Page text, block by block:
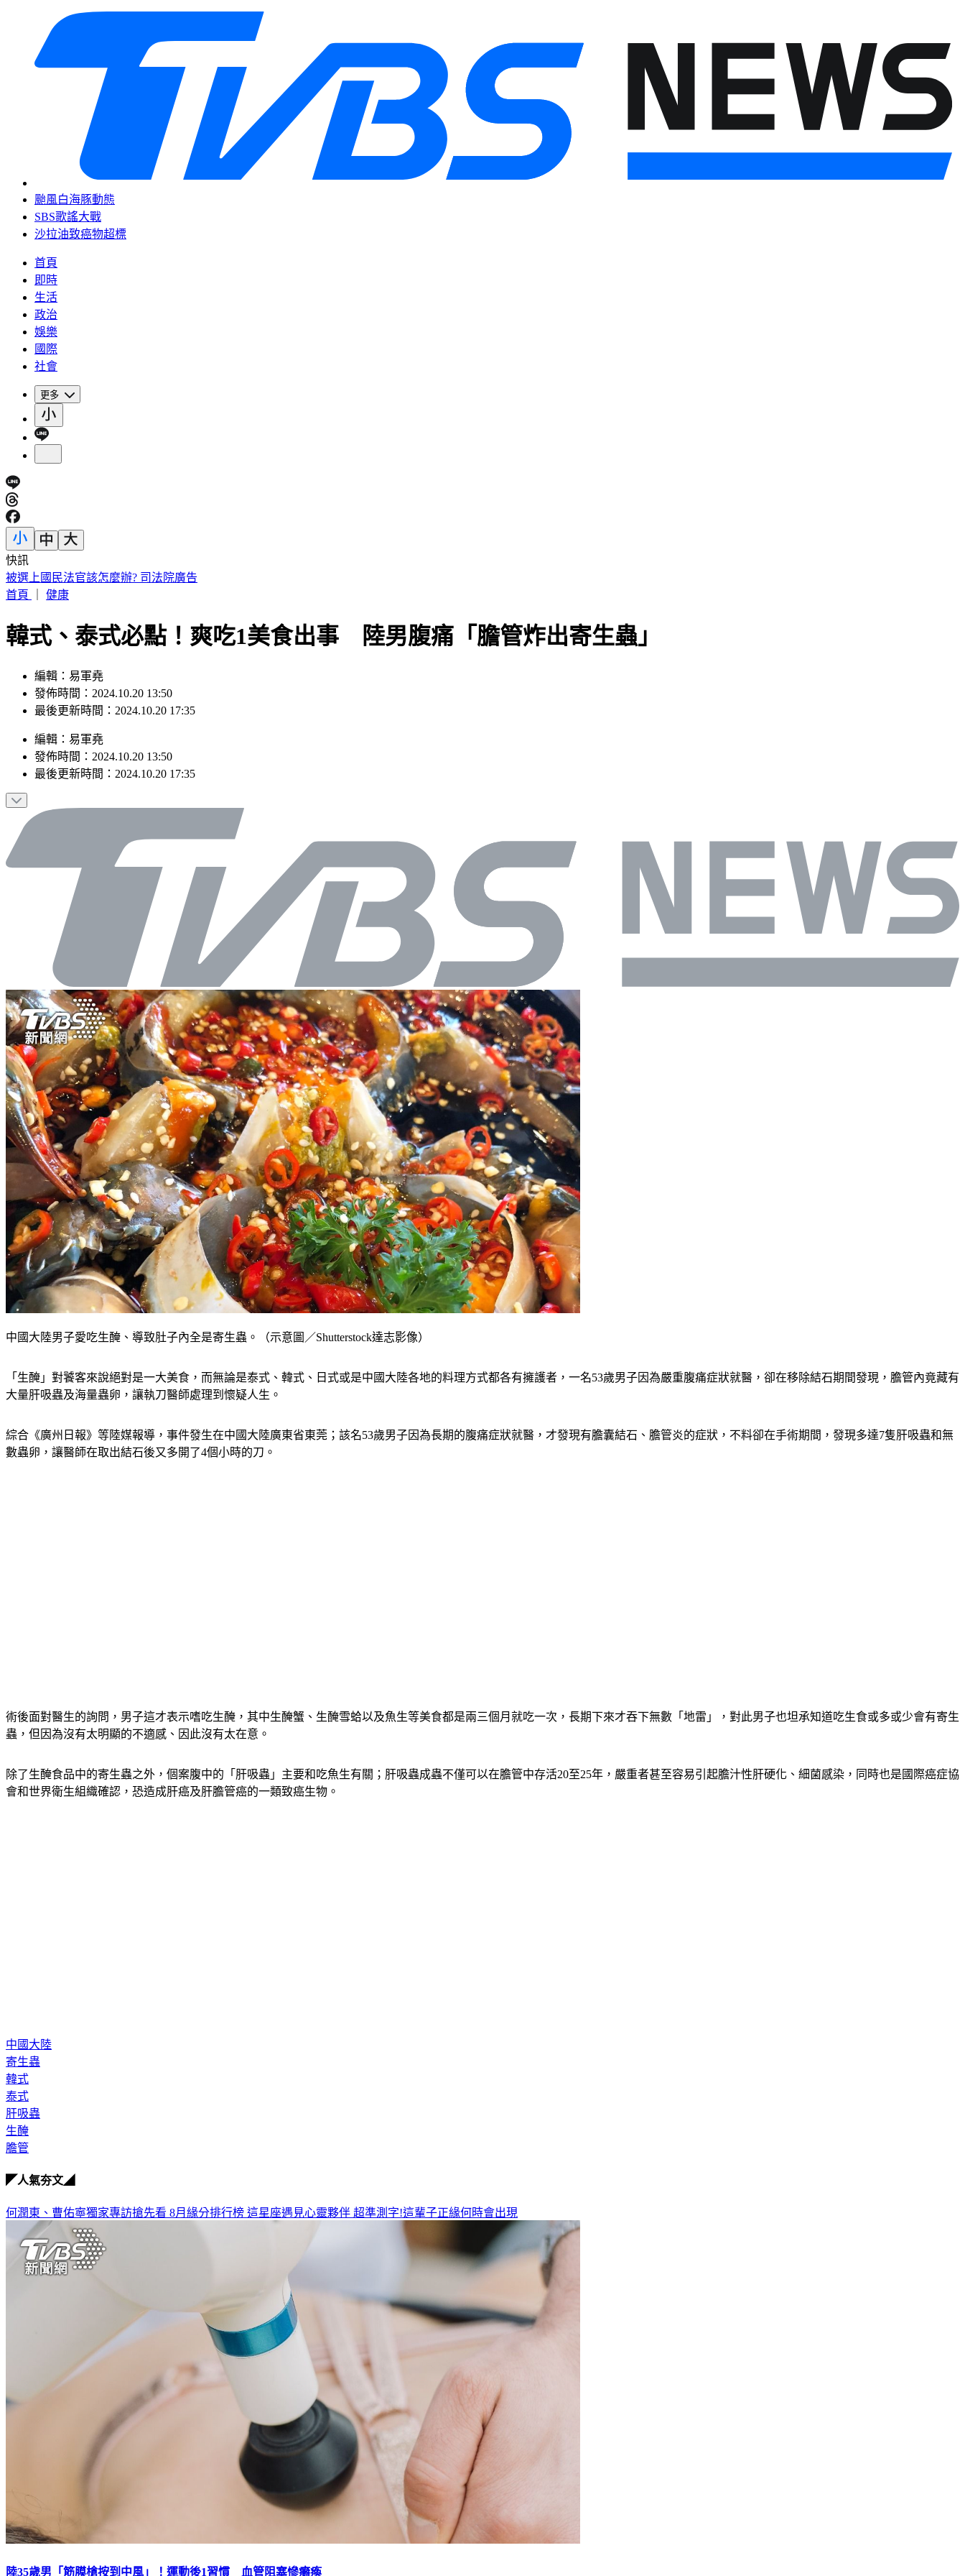
颱風白海豚動態
SBS歌謠大戰
沙拉油致癌物超標
首頁
即時
生活
政治
娛樂
國際
社會
更多
快訊
快訊／2.3億威力彩開獎 致富7碼出爐
首頁
健康
韓式、泰式必點！爽吃1美食出事 陸男腹痛「膽管炸出寄生蟲」
編輯：易軍堯
發佈時間：2024.10.20 13:50
最後更新時間：2024.10.20 17:35
編輯 ： 易軍堯
發佈時間： 2024.10.20 13:50
最後更新時間： 2024.10.20 17:35
中國大陸男子愛吃生醃、導致肚子內全是寄生蟲。（示意圖／Shutterstock達志影像）
「生醃」對饕客來說絕對是一大美食，而無論是泰式、韓式、日式或是中國大陸各地的料理方式都各有擁護者，一名53歲男子因為嚴重腹痛症狀就醫，卻在移除結石期間發現，膽管內竟藏有
大量肝吸蟲及海量蟲卵，讓執刀醫師處理到懷疑人生。
綜合《廣州日報》等陸媒報導，事件發生在中國大陸廣東省東莞；該名53歲男子因為長期的腹痛症狀就醫，才發現有膽囊結石、膽管炎的症狀，不料卻在手術期間，發現多達7隻肝吸蟲和無
數蟲卵，讓醫師在取出結石後又多開了4個小時的刀。
術後面對醫生的詢問，男子這才表示嗜吃生醃，其中生醃蟹、生醃雪蛤以及魚生等美食都是兩三個月就吃一次，長期下來才吞下無數「地雷」，對此男子也坦承知道吃生食或多或少會有寄生
蟲，但因為沒有太明顯的不適感、因此沒有太在意。
除了生醃食品中的寄生蟲之外，個案腹中的「肝吸蟲」主要和吃魚生有關；肝吸蟲成蟲不僅可以在膽管中存活20至25年，嚴重者甚至容易引起膽汁性肝硬化、細菌感染，同時也是國際癌症協
會和世界衛生組織確認，恐造成肝癌及肝膽管癌的一類致癌生物。
中國大陸
寄生蟲
韓式
泰式
肝吸蟲
生醃
膽管
◤人氣夯文◢
何潤東、曹佑寧獨家專訪搶先看 8月緣分排行榜 這星座遇見心靈夥伴 超準測字!這輩子正緣何時會出現
陸35歲男「筋膜槍按到中風」！運動後1習慣 血管阻塞慘癱瘓